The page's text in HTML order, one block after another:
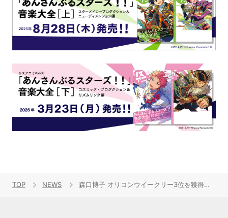
TOP NEWS 森口博子 オリコンウイークリー3位を獲得したガンダムソング・カバーアルバム『GUNDAM SONG COVERS』アルバム配信解禁！